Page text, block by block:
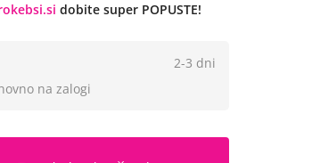
dobite super POPUSTE!
2-3 dni
na zalogi